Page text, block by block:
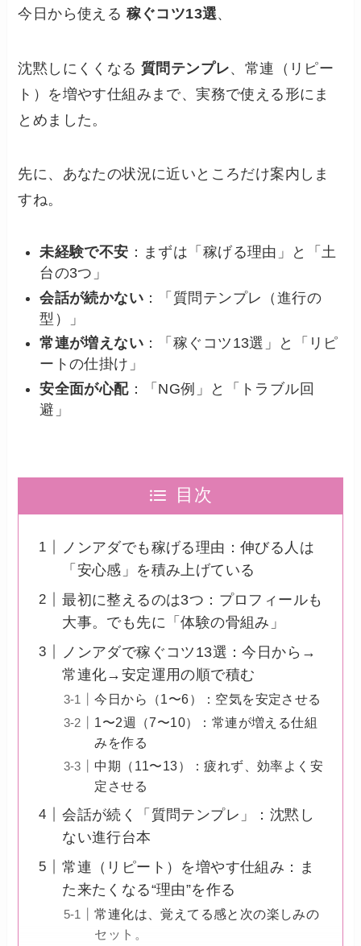
今日から使える 稼ぐコツ13選、
沈黙しにくくなる質問テンプレ、常連（リピー
ト）を増やす仕組みまで、実務で使える形にま
とめました。
先に、あなたの状況に近いところだけ案内しま
すね。
未経験で不安 ：まずは「稼げる理由」と「土
台の3つ」
会話が続かない ：「質問テンプレ（進行の
型）」
常連が増えない ：「稼ぐコツ13選」と「リピ
ートの仕掛け」
安全面が心配：「NG例」と「トラブル回
避」
目次
ノンアダでも稼げる理由：伸びる人は
「安心感」を積み上げている
最初に整えるのは3つ：プロフィールも
大事。でも先に「体験の骨組み」
ノンアダで稼ぐコツ13選：今日から→
常連化→安定運用の順で積む
今日から（1〜6）：空気を安定させる
1〜2週（7〜10）：常連が増える仕組
みを作る
中期（11〜13）：疲れず、効率よく安
定させる
会話が続く「質問テンプレ」：沈黙し
ない進行台本
常連（リピート）を増やす仕組み：ま
た来たくなる“理由”を作る
常連化は、覚えてる感と次の楽しみの
セット。